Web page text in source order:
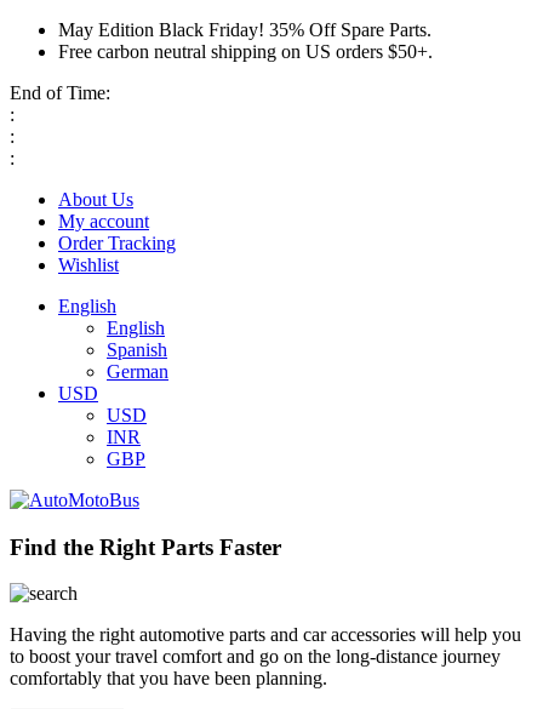
May Edition Black Friday! 35% Off Spare Parts.
Free carbon neutral shipping on US orders $50+.
End of Time:
:
:
:
About Us
My account
Order Tracking
Wishlist
English
English
Spanish
German
USD
USD
INR
GBP
Find the Right Parts Faster
Having the right automotive parts and car accessories will help you
to boost your travel comfort and go on the long-distance journey
comfortably that you have been planning.